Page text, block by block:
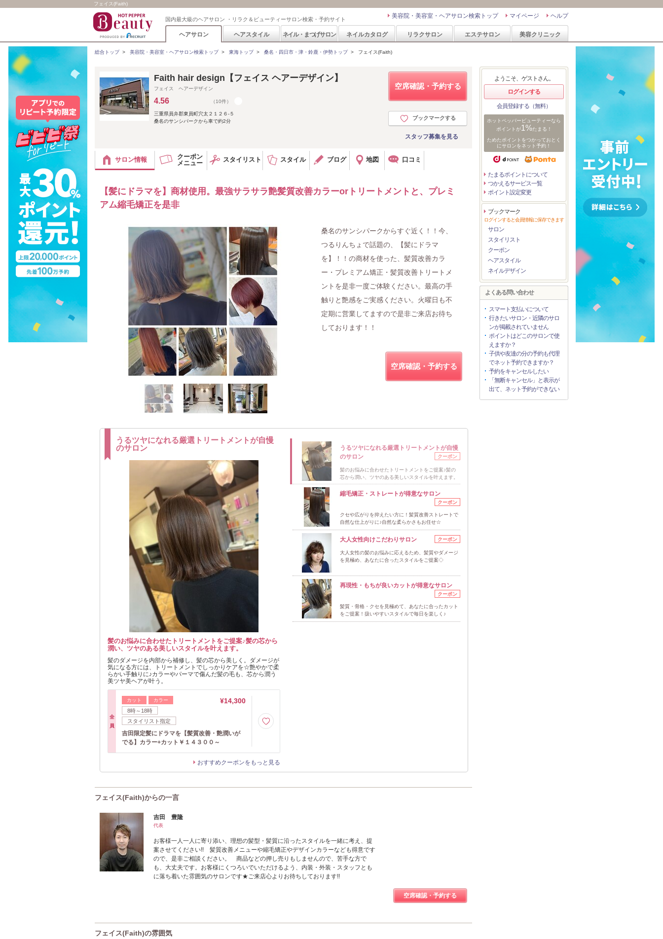
フェイス(Faith)
国内最大級のヘアサロン ・リラク＆ビューティーサロン検索・予約サイト ヘルプ
マイページ
美容院・美容室・ヘアサロン検索トップ
ヘアサロン ヘアスタイル ネイル・まつげサロン ネイルカタログ リラクサロン エステサロン 美容クリニック
総合トップ> 美容院・美容室・ヘアサロン検索トップ> 東海トップ> 桑名・四日市・津・鈴鹿・伊勢トップ> フェイス(Faith)
空席確認・予約する
ブックマークする
スタッフ募集を見る
Faith hair design【フェイス ヘアーデザイン】
フェイス ヘアーデザイン
4.56 （10件）
三重県員弁郡東員町穴太２１２６-５
桑名のサンシパークから車で約2分
サロン情報
クーポン
メニュー
スタイリスト スタイル ブログ 地図 口コミ
【髪にドラマを】商材使用。最強サラサラ艶髪質改善カラーorトリートメントと、プレミ
アム縮毛矯正を是非
桑名のサンシパークからすぐ近く！！今、
つるりんちょで話題の、【髪にドラマ
を】！！の商材を使った、髪質改善カラ
ー・プレミアム矯正・髪質改善トリートメ
ントを是非一度ご体験ください。最高の手
触りと艶感をご実感ください。火曜日も不
定期に営業してますので是非ご来店お待ち
しております！！
空席確認・予約する
うるツヤになれる厳選トリートメントが自慢
のサロン
髪のお悩みに合わせたトリートメントをご提案♪髪の芯から
潤い、ツヤのある美しいスタイルを叶えます。
髪のダメージを内部から補修し、髪の芯から美しく。ダメージが
気になる方には、トリートメントでしっかりケアを☆艶やかで柔
らかい手触りに♪カラーやパーマで傷んだ髪の毛も、芯から潤う
美ツヤ美ヘアが叶う。
全
員
カット カラー
8時～18時
スタイリスト指定
¥14,300
吉田限定髪にドラマを【髪質改善・艶潤いが
でる】カラー+カット￥１４３００～
おすすめクーポンをもっと見る
うるツヤになれる厳選トリートメントが自慢
のサロン
クーポン
髪のお悩みに合わせたトリートメントをご提案♪髪の
芯から潤い、ツヤのある美しいスタイルを叶えます。
縮毛矯正・ストレートが得意なサロン
クーポン
クセや広がりを抑えたい方に！髪質改善ストレートで
自然な仕上がりに♪自然な柔らかさもお任せ☆
大人女性向けこだわりサロン クーポン
大人女性の髪のお悩みに応えるため、髪質やダメージ
を見極め、あなたに合ったスタイルをご提案◇
再現性・もちが良いカットが得意なサロン
クーポン
髪質・骨格・クセを見極めて、あなたに合ったカット
をご提案！扱いやすいスタイルで毎日を楽しく♪
フェイス(Faith)からの一言
吉田 豊隆
代表
お客様一人一人に寄り添い、理想の髪型・髪質に沿ったスタイルを一緒に考え、提
案させてください!! 髪質改善メニューや縮毛矯正やデザインカラーなども得意です
ので、是非ご相談ください。 商品などの押し売りもしませんので、苦手な方で
も、大丈夫です。お客様にくつろいでいただけるよう、内装・外装・スタッフとも
に落ち着いた雰囲気のサロンです★ご来店心よりお待ちしております!!
空席確認・予約する
フェイス(Faith)の雰囲気
ようこそ、ゲストさん。
ログインする
会員登録する（無料）
ホットペッパービューティーなら
ポイントが1%たまる！
ためたポイントをつかっておとく
にサロンをネット予約！
たまるポイントについて
つかえるサービス一覧
ポイント設定変更
ブックマーク
ログインすると会員情報に保存できます
サロン
スタイリスト
クーポン
ヘアスタイル
ネイルデザイン
よくある問い合わせ
スマート支払いについて
行きたいサロン・近隣のサロ
ンが掲載されていません
ポイントはどこのサロンで使
えますか？
子供や友達の分の予約も代理
でネット予約できますか？
予約をキャンセルしたい
「無断キャンセル」と表示が
出て、ネット予約ができない